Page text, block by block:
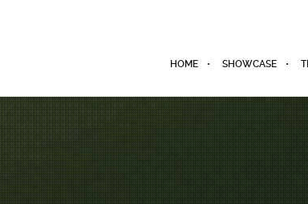
HOME SHOWCASE